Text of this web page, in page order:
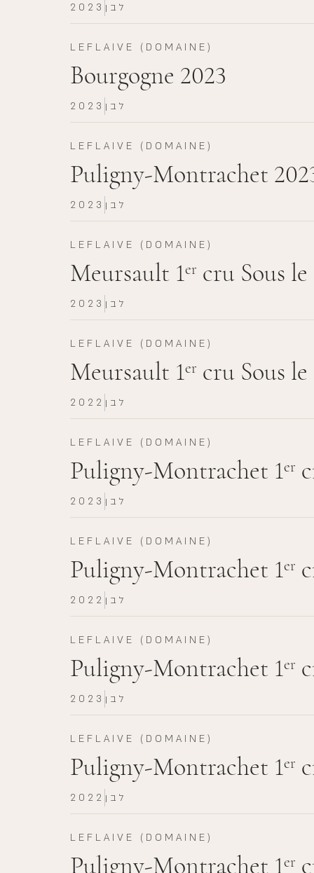
2023 לבן
LEFLAIVE (DOMAINE)
Bourgogne 2023
2023 לבן
LEFLAIVE (DOMAINE)
Puligny-Montrachet
2023 לבן
LEFLAIVE (DOMAINE)
Meursault 1er cru Sous
2023 לבן
LEFLAIVE (DOMAINE)
Meursault 1er cru Sous
2022 לבן
LEFLAIVE (DOMAINE)
Puligny-Montrachet 1er
2023 לבן
LEFLAIVE (DOMAINE)
Puligny-Montrachet 1er
2022 לבן
LEFLAIVE (DOMAINE)
Puligny-Montrachet 1er
2023 לבן
LEFLAIVE (DOMAINE)
Puligny-Montrachet 1er
2022 לבן
LEFLAIVE (DOMAINE)
Puligny-Montrachet 1er